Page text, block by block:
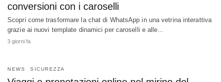
conversioni con i caroselli
Scopri come trasformare la chat di WhatsApp in una vetrina interattiva
grazie ai nuovi template dinamici per caroselli e alle…
3 giorni fa
NEWS SICUREZZA